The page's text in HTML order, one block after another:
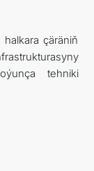
çäräniň
tehniki